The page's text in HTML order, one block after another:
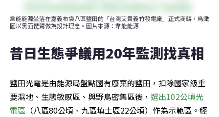
韋能能源坐落在嘉義布袋八區鹽田的「台灣艾貴義竹發電廠」正式商轉，鳥瞰
圖以黑面琵鷺做為設計理念。圖片來源：韋能能源
昔日生態爭議用20年監測找真相
鹽田光電是由能源局盤點國有廢棄的鹽田，扣除國家級重
要濕地、生態敏感區、與野鳥密集區後， 選出102公頃光
電區 （八區80公頃、九區填土區22公頃）作為示範區。經